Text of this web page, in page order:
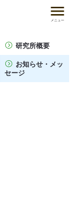
メニュー
研究所概要
お知らせ・メッ
セージ